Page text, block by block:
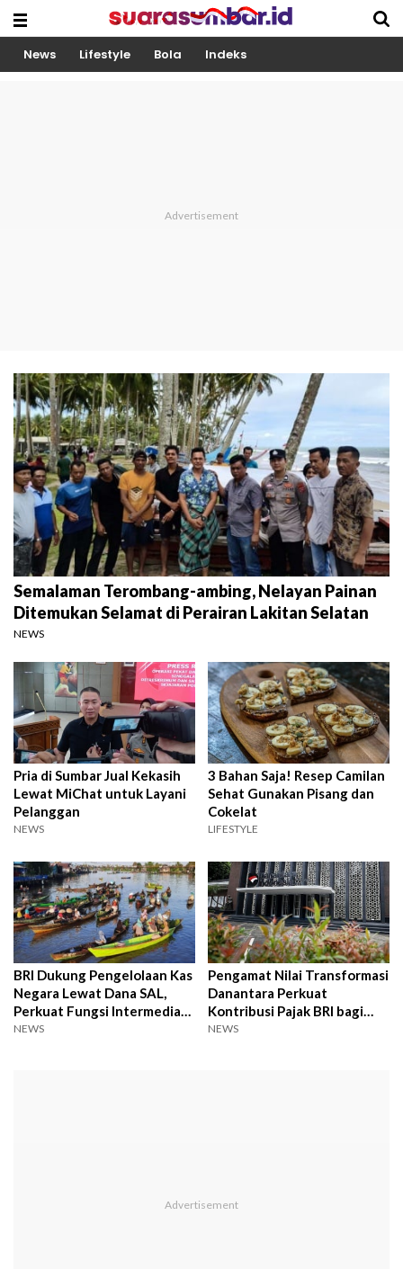
News Lifestyle Bola Indeks
Semalaman Terombang-ambing, Nelayan Painan
Ditemukan Selamat di Perairan Lakitan Selatan
NEWS
Pria di Sumbar Jual Kekasih
Lewat MiChat untuk Layani
Pelanggan
NEWS
3 Bahan Saja! Resep Camilan
Sehat Gunakan Pisang dan
Cokelat
LIFESTYLE
BRI Dukung Pengelolaan Kas
Negara Lewat Dana SAL,
Perkuat Fungsi Intermediasi
Perbankan
NEWS
Pengamat Nilai Transformasi
Danantara Perkuat
Kontribusi Pajak BRI bagi
Negara
NEWS